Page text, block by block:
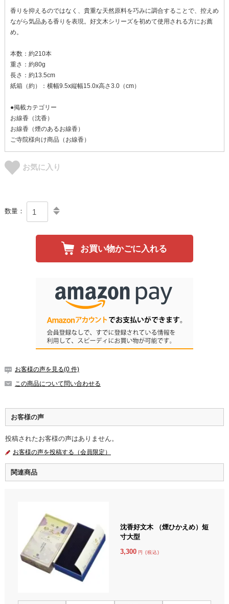
香りを抑えるのではなく、貴重な天然原料を巧みに調合することで、控えめ
ながら気品ある香りを表現。好文木シリーズを初めて使用される方にお薦
め。
本数：約210本
重さ：約80g
長さ：約13.5cm
紙箱（約）：横幅9.5x縦幅15.0x高さ3.0（cm）
●掲載カテゴリー
お線香（沈香）
お線香（煙のあるお線香）
ご寺院様向け商品（お線香）
お気に入り
数量：
お買い物かごに入れる
お客様の声を見る(0 件)
この商品について問い合わせる
お客様の声
投稿されたお客様の声はありません。
お客様の声を投稿する（会員限定）
関連商品
沈香好文木 （煙ひかえめ）短
寸大型
3,300 円 (税込)